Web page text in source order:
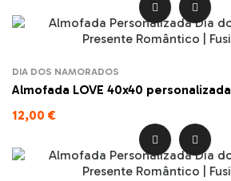
 
DIA DOS NAMORADOS
Almofada LOVE 40x40 personalizada
12,00 €
 